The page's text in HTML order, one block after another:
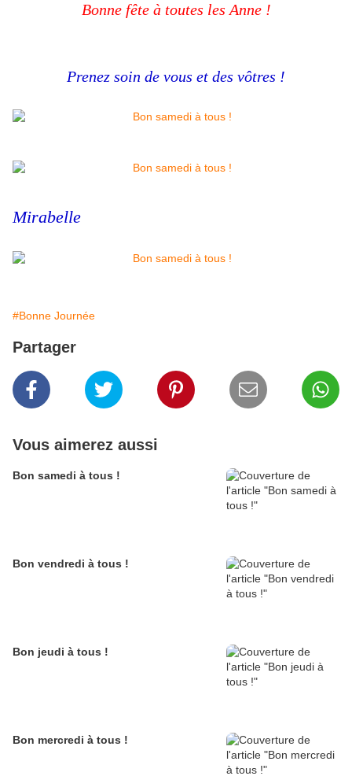
Bonne fête à toutes les Anne !
Prenez soin de vous et des vôtres !
Mirabelle
#Bonne Journée
Partager
Vous aimerez aussi
Bon samedi à tous !
Bon vendredi à tous !
Bon jeudi à tous !
Bon mercredi à tous !